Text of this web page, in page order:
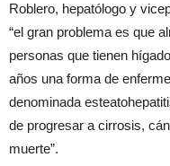
Roblero, hepatólogo y
“el gran problema es que
personas que tienen
años una forma de
denominada
de progresar a cirrosis,
muerte”.